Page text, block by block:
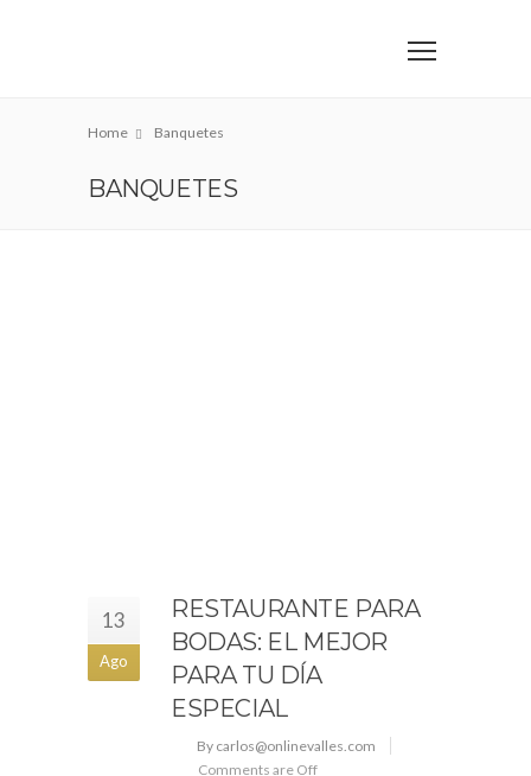
Home Banquetes
BANQUETES
13
Ago
RESTAURANTE PARA
BODAS: EL MEJOR
PARA TU DÍA
ESPECIAL
By carlos@onlinevalles.com
Comments are Off